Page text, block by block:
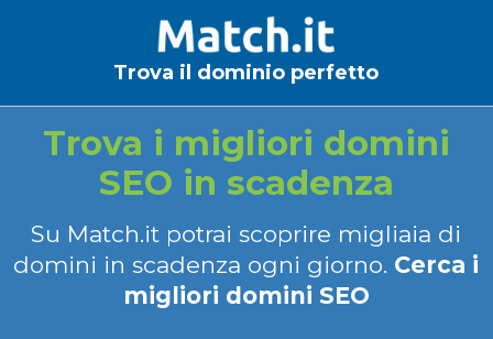
Trova il dominio perfetto
Trova i migliori domini
SEO in scadenza
Su Match.it potrai scoprire migliaia di
domini in scadenza ogni giorno. Cerca i
migliori domini SEO